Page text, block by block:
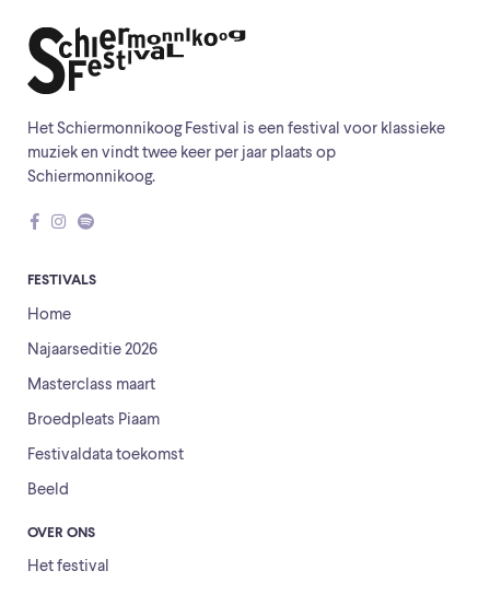
Het Schiermonnikoog Festival is een festival voor klassieke
muziek en vindt twee keer per jaar plaats op
Schiermonnikoog.
FESTIVALS
Home
Najaarseditie 2026
Masterclass maart
Broedpleats Piaam
Festivaldata toekomst
Beeld
OVER ONS
Het festival